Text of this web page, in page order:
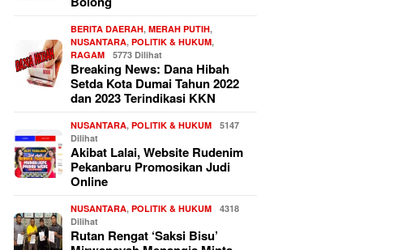
BERITA DAERAH,MERAH PUTIH,
NUSANTARA,POLITIK & HUKUM,
RAGAM
5773 Dilihat
Breaking News: Dana Hibah
Setda Kota Dumai Tahun 2022
dan 2023 Terindikasi KKN
NUSANTARA,POLITIK & HUKUM
5147
Dilihat
Akibat Lalai, Website Rudenim
Pekanbaru Promosikan Judi
Online
NUSANTARA,POLITIK & HUKUM
4318
Dilihat
Rutan Rengat ‘Saksi Bisu’